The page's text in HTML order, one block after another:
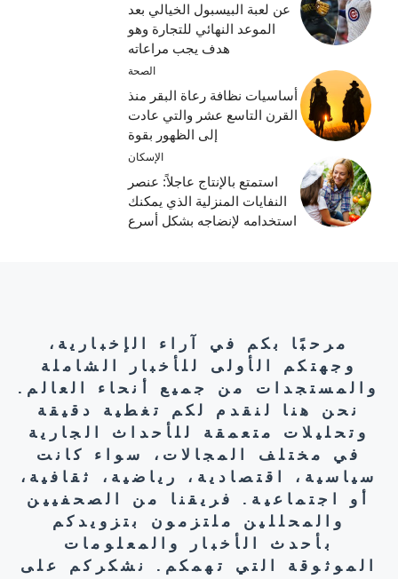
عن لعبة البيسبول الخيالي بعد
الموعد النهائي للتجارة وهو
هدف يجب مراعاته
الصحة
أساسيات نظافة رعاة البقر منذ
القرن التاسع عشر والتي عادت
إلى الظهور بقوة
الإسكان
استمتع بالإنتاج عاجلاً: عنصر
النفايات المنزلية الذي يمكنك
استخدامه لإنضاجه بشكل أسرع
مرحبًا بكم في آراء الإخبارية،
وجهتكم الأولى للأخبار الشاملة
والمستجدات من جميع أنحاء العالم.
نحن هنا لنقدم لكم تغطية دقيقة
وتحليلات متعمقة للأحداث الجارية
في مختلف المجالات، سواء كانت
سياسية، اقتصادية، رياضية، ثقافية،
أو اجتماعية. فريقنا من الصحفيين
والمحللين ملتزمون بتزويدكم
بأحدث الأخبار والمعلومات
الموثوقة التي تهمكم. نشكركم على